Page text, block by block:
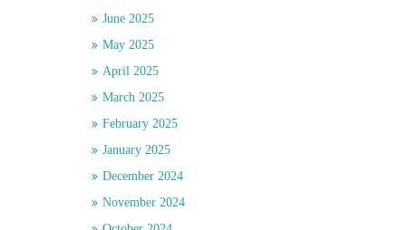
June 2025
May 2025
April 2025
March 2025
February 2025
January 2025
December 2024
November 2024